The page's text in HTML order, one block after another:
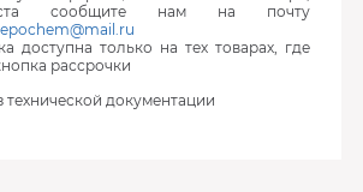
сообщите нам на почту
доступна только на тех товарах, где
рассрочки
технической документации